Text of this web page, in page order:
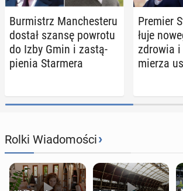
Bur­mistrz Man­che­ste­ru
dostał szansę powrotu
do Izby Gmin i za­stą­
pie­nia Star­me­ra
Premier
łu­je
zdrowia
mie­rza
Rolki Wiadomości›